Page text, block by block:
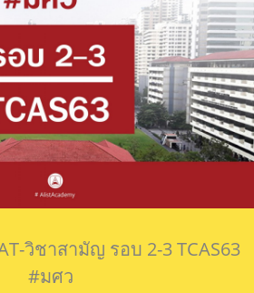
วิชาสามัญ รอบ 2-3 TCAS63
#มศว